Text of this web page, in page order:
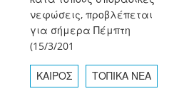
νεφώσεις, προβλέπεται
για σήμερα Πέμπτη
(15/3/201
ΚΑΙΡΟΣ ΤΟΠΙΚΑ ΝΕΑ